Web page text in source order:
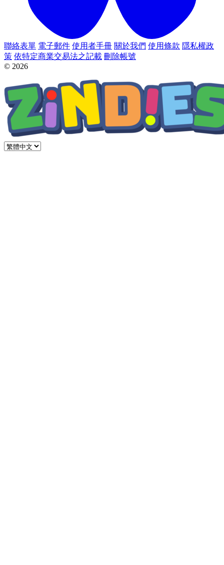
聯絡表單 電子郵件 使用者手冊 關於我們 使用條款 隱私權政
策 依特定商業交易法之記載 刪除帳號
© 2026